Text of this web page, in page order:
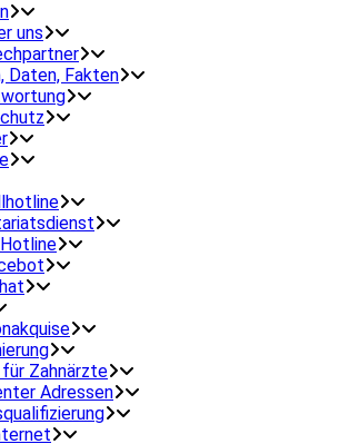
uns
Daten, Fakten
Zahnärzte
Adressen